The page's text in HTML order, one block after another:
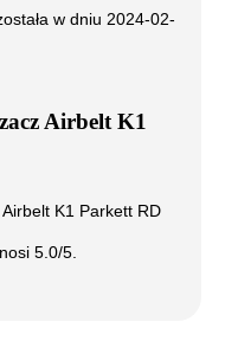
w dniu 2024-02-
Airbelt K1
K1 Parkett RD
5.0/5.